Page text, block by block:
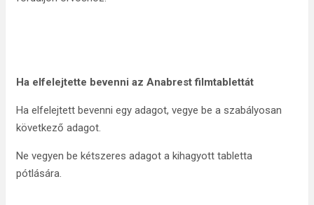
Ha elfelejtette bevenni az Anabrest filmtablettát
Ha elfelejtett bevenni egy adagot, vegye be a szabályosan
következő adagot.
Ne vegyen be kétszeres adagot a kihagyott tabletta
pótlására.